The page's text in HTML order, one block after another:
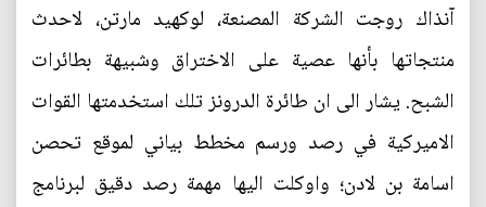
آنذاك روجت الشركة المصنعة، لوكهيد مارتن، لاحدث
منتجاتها بأنها عصية على الاختراق وشبيهة بطائرات
الشبح. يشار الى ان طائرة الدرونز تلك استخدمتها القوات
الاميركية في رصد ورسم مخطط بياني لموقع تحصن
اسامة بن لادن؛ واوكلت اليها مهمة رصد دقيق لبرنامج